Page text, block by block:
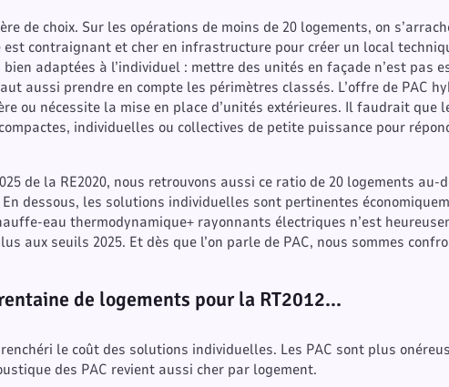
de choix. Sur les opérations de moins de 20 logements, on
contraignant et cher en infrastructure pour créer un local
adaptées à l’individuel : mettre des unités en façade n’est pas
aussi prendre en compte les périmètres classés. L’offre de PAC
ou nécessite la mise en place d’unités extérieures. Il faudrait que
individuelles ou collectives de petite puissance pour
de la RE2020, nous retrouvons aussi ce ratio de 20 logements
dessous, les solutions individuelles sont pertinentes
eau thermodynamique+ rayonnants électriques n’est
aux seuils 2025. Et dès que l’on parle de PAC, nous sommes
de logements pour la RT2012…
le coût des solutions individuelles. Les PAC sont plus
des PAC revient aussi cher par logement.